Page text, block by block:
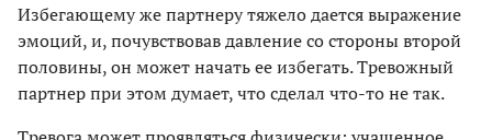
Избегающему же партнеру тяжело дается выражение
эмоций, и, почувствовав давление со стороны второй
половины, он может начать ее избегать. Тревожный
партнер при этом думает, что сделал что-то не так.